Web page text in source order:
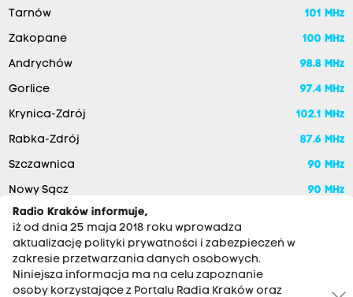
Tarnów 101 MHz
Zakopane 100 MHz
Andrychów 98.8 MHz
Gorlice 97.4 MHz
Krynica-Zdrój 102.1 MHz
Rabka-Zdrój 87.6 MHz
Szczawnica 90 MHz
Nowy Sącz
90 MHz
Radio Kraków informuje,
iż od dnia 25 maja 2018 roku wprowadza
aktualizację polityki prywatności i zabezpieczeń w
zakresie przetwarzania danych osobowych.
Niniejsza informacja ma na celu zapoznanie
osoby korzystające z Portalu Radia Kraków oraz